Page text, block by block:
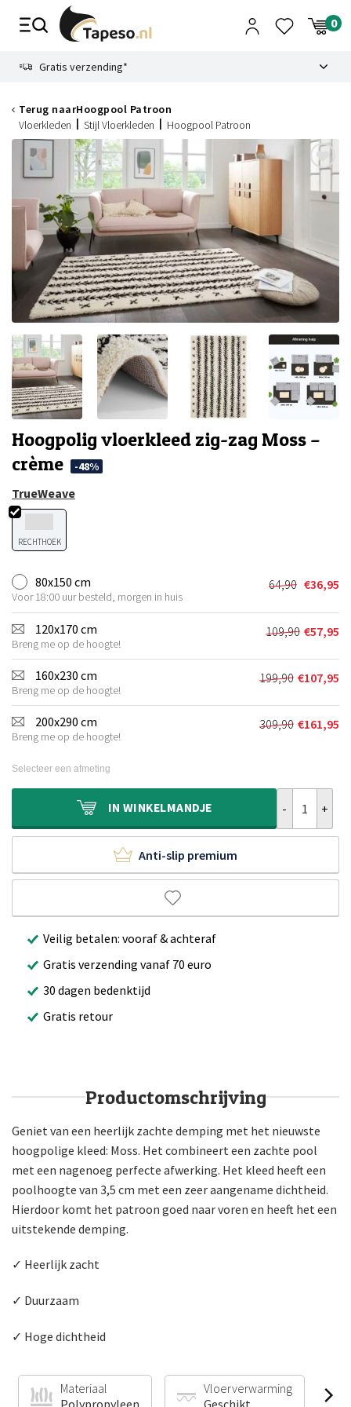
Gratis verzending*
Terug naarHoogpool Patroon
Vloerkleden
Stijl Vloerkleden Hoogpool Patroon
Hoogpolig vloerkleed zig-zag Moss –
crème
-48%
TrueWeave
RECHTHOEK
80x150 cm
Voor 18:00 uur besteld, morgen in huis
64,90
prijs
was:
€64,90.
€36,95
Huidige
prijs
is:
€36,95.
120x170 cm
Breng me op de hoogte!
109,90
prijs
was:
€109,90.
€57,95
Huidige
prijs
is:
€57,95.
160x230 cm
Breng me op de hoogte!
199,90
prijs
was:
€199,90.
€107,95
Huidige
prijs
is:
€107,95.
200x290 cm
Breng me op de hoogte!
309,90 €161,95
Huidige
Selecteer een afmeting
IN WINKELMANDJE
Anti-slip premium
Veilig betalen: vooraf & achteraf
Gratis verzending vanaf 70 euro
30 dagen bedenktijd
Gratis retour
Productomschrijving
Geniet van een heerlijk zachte demping met het nieuwste
hoogpolige kleed: Moss. Het combineert een zachte pool
met een nagenoeg perfecte afwerking. Het kleed heeft een
poolhoogte van 3,5 cm met een zeer aangename dichtheid.
Hierdoor komt het patroon goed naar voren en heeft het een
uitstekende demping.
✓ Heerlijk zacht
✓ Duurzaam
✓ Hoge dichtheid
Materiaal
Polypropyleen
Vloerverwarming
Geschikt